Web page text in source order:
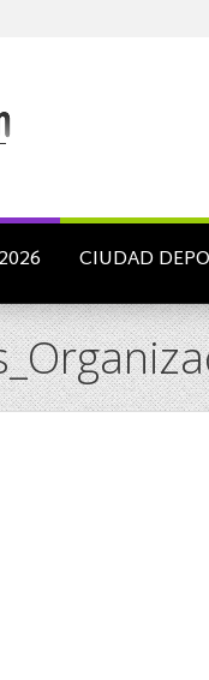
CIUDAD